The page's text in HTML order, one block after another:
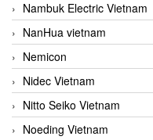
Nambuk Electric Vietnam
NanHua vietnam
Nemicon
Nidec Vietnam
Nitto Seiko Vietnam
Noeding Vietnam